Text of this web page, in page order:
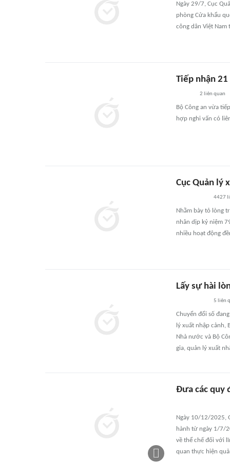
Ngày 29/7, Cục
phòng Cửa khẩu
công dân Việt
Tiếp nhận
2 liên quan
Bộ Công an vừa
hợp nghi vấn có
Cục Quản lý
4427
Nhằm bày tỏ lòng
nhân dịp kỷ niệm
nhiều hoạt động
Lấy sự hài
5 liên
Chuyển đổi số
lý xuất nhập cảnh,
Nhà nước và Bộ
gia, quản lý xuất
Đưa các quy
Ngày 10/12/2025,
hành từ ngày 1/7/
về thể chế đối với
quan thực hiện